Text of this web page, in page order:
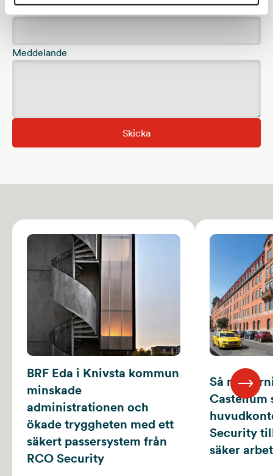
Telefonnummer
Meddelande
Skicka
BRF Eda i Knivsta kommun
minskade
administrationen och
ökade tryggheten med ett
säkert passersystem från
RCO Security
Så
Castellum
Security
säker